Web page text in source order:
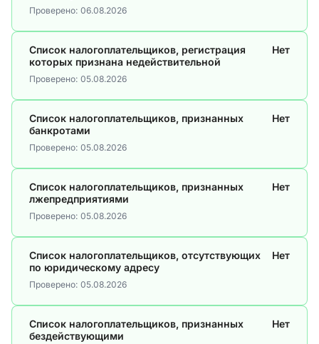
Проверено: 06.08.2026
Список налогоплательщиков, регистрация
которых признана недействительной
Нет
Проверено: 05.08.2026
Список налогоплательщиков, признанных
банкротами
Нет
Проверено: 05.08.2026
Список налогоплательщиков, признанных
лжепредприятиями
Нет
Проверено: 05.08.2026
Список налогоплательщиков, отсутствующих
по юридическому адресу
Нет
Проверено: 05.08.2026
Список налогоплательщиков, признанных
бездействующими
Нет